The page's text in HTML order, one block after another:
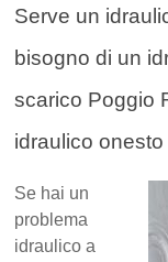
Serve un
bisogno di un
scarico Poggio
idraulico
Se hai un
problema
idraulico a